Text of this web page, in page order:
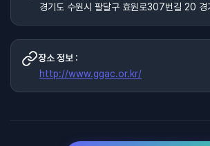
경기도 수원시 팔달구 효원로307번길 20 경
장소 정보 :
http://www.ggac.or.kr/